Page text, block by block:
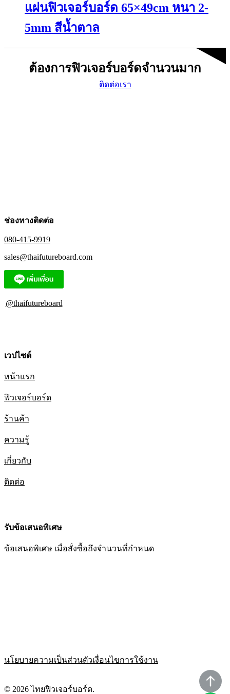
the
product
page
multiple
variants.
The
options
chosen
on
แผ่นฟิวเจอร์บอร์ด 65×49cm หนา 2-
5mm สีน้ำตาล
product
has
ต้องการฟิวเจอร์บอร์ดจำนวนมาก
ติดต่อเรา
ช่องทางติดต่อ
080-415-9919
sales@thaifutureboard.com
@thaifutureboard
เวปไซต์
หน้าแรก
ฟิวเจอร์บอร์ด
ร้านค้า
ความรู้
เกี่ยวกับ
ติดต่อ
รับข้อเสนอพิเศษ
ข้อเสนอพิเศษ เมื่อสั่งซื้อถึงจำนวนที่กำหนด
© 2026 ไทยฟิวเจอร์บอร์ด.
นโยบายความเป็นส่วนตัวเงื่อนไขการใช้งาน